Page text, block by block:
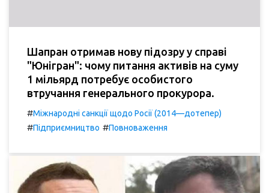
Шапран отримав нову підозру у справі
"Юнігран": чому питання активів на суму
1 мільярд потребує особистого
втручання генерального прокурора.
#Міжнародні санкції щодо Росії (2014—дотепер)
#Підприємництво #Повноваження